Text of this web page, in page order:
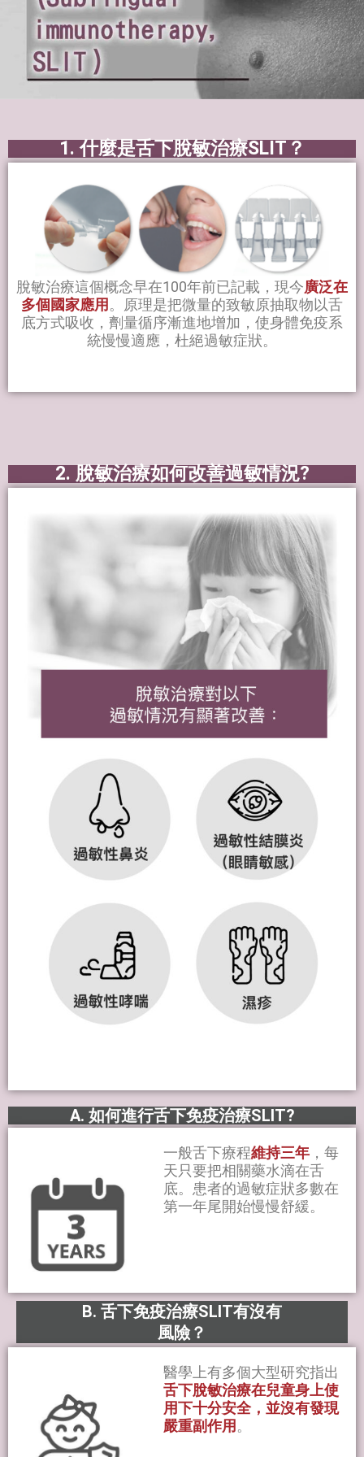
1. 什麼是舌下脫敏治療SLIT？
脫敏治療這個概念早在100年前已記載，現今廣泛在
多個國家應用 。原理是把微量的致敏原抽取物以舌
底方式吸收，劑量循序漸進地增加，使身體免疫系
統慢慢適應，杜絕過敏症狀。
2. 脫敏治療如何改善過敏情況?
A. 如何進行舌下免疫治療SLIT?
一般舌下療程維持三年 ，每
天只要把相關藥水滴在舌
底。患者的過敏症狀多數在
第一年尾開始慢慢舒緩。
B. 舌下免疫治療SLIT有沒有
風險？
醫學上有多個大型研究指出
舌下脫敏治療在兒童身上使
用下十分安全，並沒有發現
嚴重副作用 。